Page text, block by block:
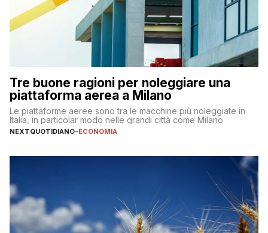
Tre buone ragioni per noleggiare una
piattaforma aerea a Milano
Le piattaforme aeree sono tra le macchine più noleggiate in
Italia, in particolar modo nelle grandi città come Milano
NEXTQUOTIDIANO-ECONOMIA